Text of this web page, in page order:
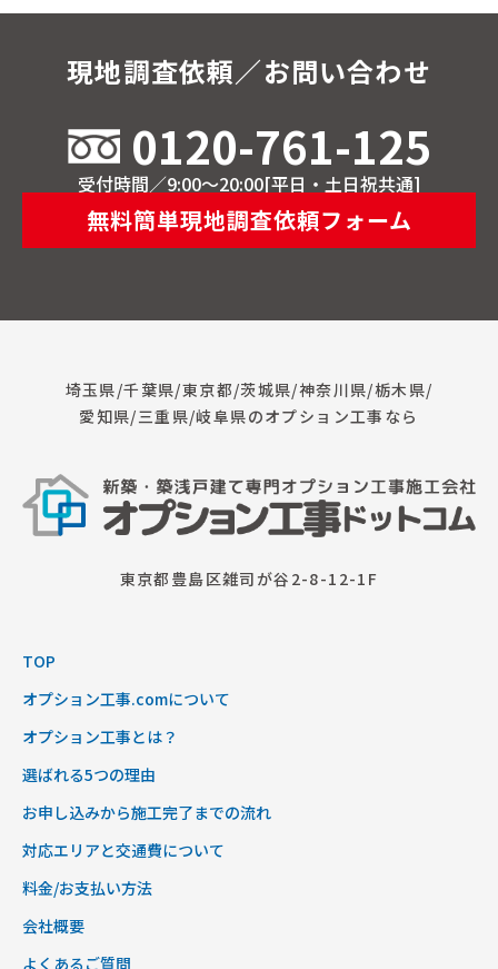
現地調査依頼／お問い合わせ
0120-761-125
受付時間／9:00～20:00[平日・土日祝共通]
無料簡単現地調査依頼フォーム
埼玉県/千葉県/東京都/茨城県/神奈川県/栃木県/
愛知県/三重県/岐阜県のオプション工事なら
東京都豊島区雑司が谷2-8-12-1F
TOP
オプション工事.comについて
オプション工事とは？
選ばれる5つの理由
お申し込みから施工完了までの流れ
対応エリアと交通費について
料金/お支払い方法
会社概要
よくあるご質問